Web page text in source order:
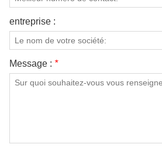
entreprise :
Message : *